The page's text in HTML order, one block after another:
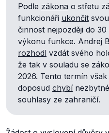
Podle zákona o střetu
funkcionáři ukončit
činnost nejpozději do
výkonu funkce. Andrej
rozhodl vzdát svého
že tak v souladu se
2026. Tento termín však
doposud chybí
souhlasy ze zahraničí.